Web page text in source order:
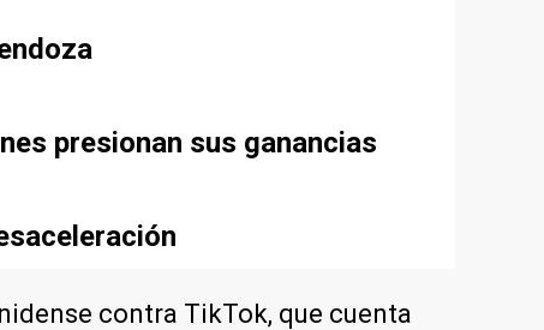
presionan sus ganancias
contra TikTok, que cuenta